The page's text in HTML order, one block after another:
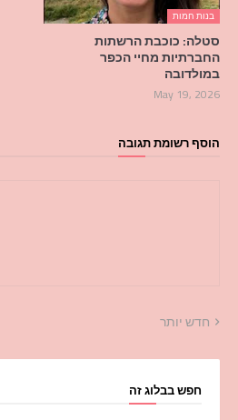
בנות חמות
סטלה: כוכבת הרשתות
החברתיות מחיי הכפר
במולדובה
May 19, 2026
הוסף רשומת תגובה
חדש יותר
חפש בבלוג זה